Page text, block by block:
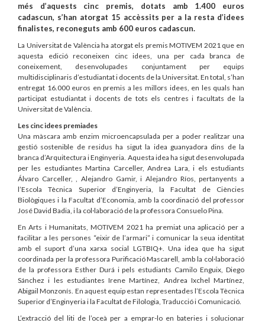
més d’aquests cinc premis, dotats amb 1.400 euros
cadascun, s’han atorgat 15 accèssits per a la resta d’idees
finalistes, reconeguts amb 600 euros cadascun.
La Universitat de València ha atorgat els premis MOTIVEM 2021 que en
aquesta edició reconeixen cinc idees, una per cada branca de
coneixement, desenvolupades conjuntament per equips
multidisciplinaris d’estudiantat i docents de la Universitat. En total, s’han
entregat 16.000 euros en premis a les millors idees, en les quals han
participat estudiantat i docents de tots els centres i facultats de la
Universitat de València.
Les cinc idees premiades
Una màscara amb enzim microencapsulada per a poder realitzar una
gestió sostenible de residus ha sigut la idea guanyadora dins de la
branca d’Arquitectura i Enginyeria. Aquesta idea ha sigut desenvolupada
per les estudiantes Martina Carceller, Andrea Lara, i els estudiants
Álvaro Carceller, , Alejandro Gamir, i Alejandro Ríos, pertanyents a
l’Escola Tècnica Superior d’Enginyeria, la Facultat de Ciències
Biològiques i la Facultat d’Economia, amb la coordinació del professor
José David Badia, i la col·laboració de la professora Consuelo Pina.
En Arts i Humanitats, MOTIVEM 2021 ha premiat una aplicació per a
facilitar a les persones “eixir de l’armari” i comunicar la seua identitat
amb el suport d’una xarxa social LGTBIQ+. Una idea que ha sigut
coordinada per la professora Purificació Mascarell, amb la col·laboració
de la professora Esther Durá i pels estudiants Camilo Enguix, Diego
Sánchez i les estudiantes Irene Martínez, Andrea Ixchel Martínez,
Abigail Monzonís. En aquest equip estan representades l’Escola Tècnica
Superior d’Enginyeria i la Facultat de Filologia, Traducció i Comunicació.
L’extracció del liti de l’oceà per a emprar-lo en bateries i solucionar